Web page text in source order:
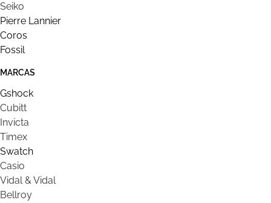
Seiko
Pierre Lannier
Coros
Fossil
MARCAS
Gshock
Cubitt
Invicta
Timex
Swatch
Casio
Vidal & Vidal
Bellroy